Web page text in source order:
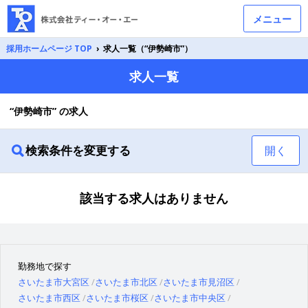
メニュー
採用ホームページ TOP › 求人一覧（“伊勢崎市”）
求人一覧
“伊勢崎市” の求人
検索条件を変更する 開く
該当する求人はありません
勤務地で探す
さいたま市大宮区 さいたま市北区 さいたま市見沼区
さいたま市西区 さいたま市桜区 さいたま市中央区